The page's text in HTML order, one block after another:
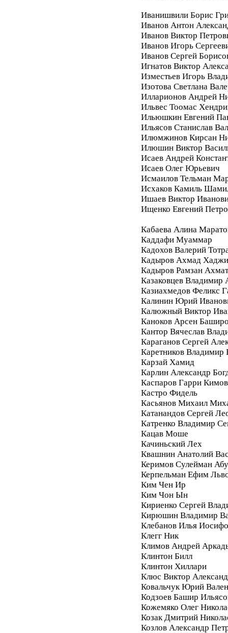
Иванишвили Борис
Иванов Антон
Иванов Виктор
Иванов Игорь
Иванов Сергей
Игнатов Виктор
Изместьев Игорь
Изотова Светлана
Илларионов Андрей
Ильвес Тоомас
Ильюшкин Евгений
Ильясов Станислав
Илюмжинов Кирсан
Илюшин Виктор
Исаев Андрей
Исаев Олег Юрьевич
Исмаилов Тельман
Исхаков Камиль
Ишаев Виктор
Ищенко Евгений
Кабаева Алина
Каддафи Муаммар
Кадохов Валерий
Кадыров Ахмад Хаджи
Кадыров Рамзан
Казаковцев Владимир
Казиахмедов Феликс
Калинин Юрий
Калюжный Виктор
Каноков Арсен
Кантор Вячеслав
Караганов Сергей
Каретников Владимир
Карзай Хамид
Карлин Александр
Каспаров Гарри
Кастро Фидель
Касьянов Михаил
Катанандов Сергей
Катренко Владимир
Кацав Моше
Качиньский Лех
Квашнин Анатолий
Керимов Сулейман
Керпельман Ефим
Ким Чен Ир
Ким Чон Ын
Кириенко Сергей
Кирюшин Владимир
Клебанов Илья
Клегг Ник
Климов Андрей
Клинтон Билл
Клинтон Хиллари
Клюс Виктор
Ковальчук Юрий
Кодзоев Башир
Кожемяко Олег
Козак Дмитрий
Козлов Александр